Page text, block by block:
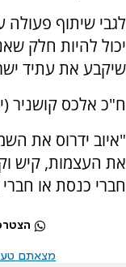
לגבי שיתוף
יכול להיות חלק
שיקבע את עתיד
ח"כ אלכס קושניר
"איוב ידרוס את
את העצמות, קיש
‏חברי כנסת או
מצאתם